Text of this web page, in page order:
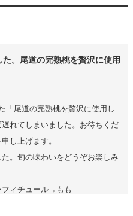
。尾道の完熟桃を贅沢に使用
「尾道の完熟桃を贅沢に使用し
れてしまいました。お待ちくだ
し上げます。
。旬の味わいをどうぞお楽しみ
ィチュール→もも